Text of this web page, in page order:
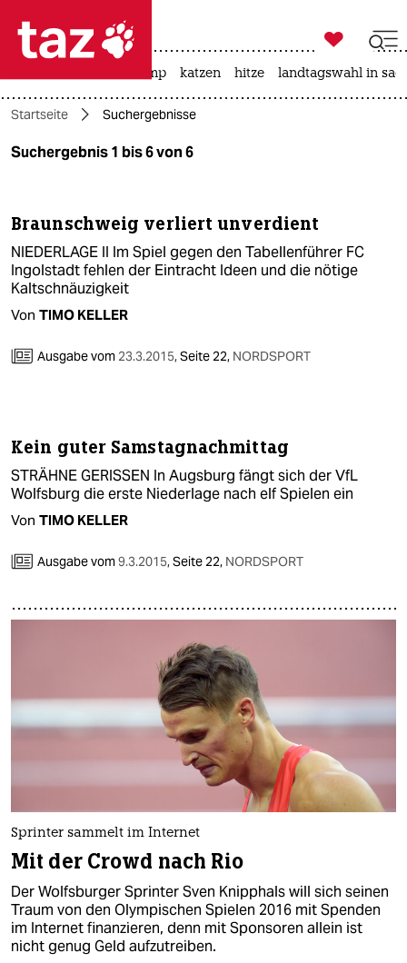
 taz zahl ich
taz zahl ich
themen
öko
gesellschaft
kultur
sport
nord
wahrheit
verlag
verlag
unterstützen
genossenschaft
epaper login

taz zahl ich
usa unter trump katzen hitze landtagswahl in
Startseite Suchergebnisse
Suchergebnis 1 bis 6 von 6
Braunschweig verliert unverdient
NIEDERLAGE II Im Spiel gegen den Tabellenführer FC
Ingolstadt fehlen der Eintracht Ideen und die nötige
Kaltschnäuzigkeit
Von TIMO KELLER
Ausgabe vom 23.3.2015,Seite 22, NORDSPORT
Kein guter Samstagnachmittag
STRÄHNE GERISSEN In Augsburg fängt sich der VfL
Wolfsburg die erste Niederlage nach elf Spielen ein
Von TIMO KELLER
Ausgabe vom9.3.2015,Seite 22, NORDSPORT
Sprinter sammelt im Internet
Mit der Crowd nach Rio
Der Wolfsburger Sprinter Sven Knipphals will sich seinen
Traum von den Olympischen Spielen 2016 mit Spenden
im Internet finanzieren, denn mit Sponsoren allein ist
nicht genug Geld aufzutreiben.